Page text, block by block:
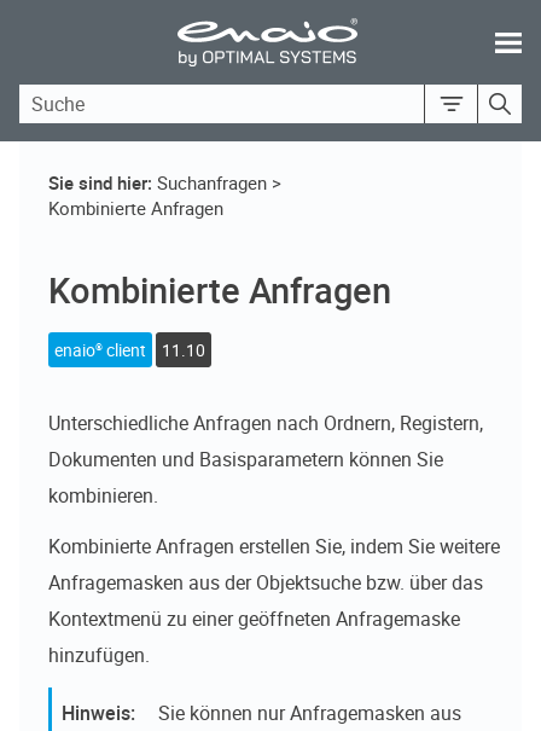
Skip To Main Content
Sie sind hier: Suchanfragen >
Kombinierte Anfragen
Kombinierte Anfragen
enaio® client 11.10
Unterschiedliche Anfragen nach Ordnern, Registern,
Dokumenten und Basisparametern können Sie
kombinieren.
Kombinierte Anfragen erstellen Sie, indem Sie weitere
Anfragemasken aus der Objektsuche bzw. über das
Kontextmenü zu einer geöffneten Anfragemaske
hinzufügen.
Sie können nur Anfragemasken aus